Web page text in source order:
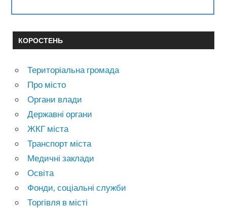
КОРОСТЕНЬ
Територіальна громада
Про місто
Органи влади
Державні органи
ЖКГ міста
Транспорт міста
Медичні заклади
Освіта
Фонди, соціальні служби
Торгівля в місті